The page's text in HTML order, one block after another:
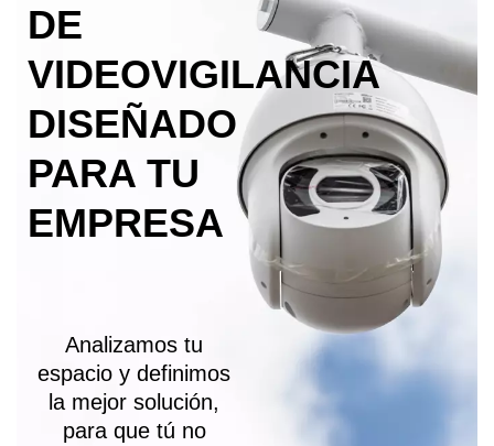
DE
VIDEOVIGILANCIA
DISEÑADO
PARA TU
EMPRESA
Analizamos tu
espacio y definimos
la mejor solución,
para que tú no